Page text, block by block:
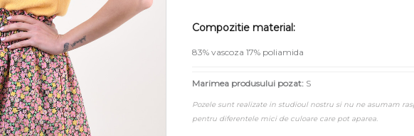
Compozitie material:
83% vascoza 17% poliamida
Marimea produsului pozat: S
Pozele sunt realizate in studioul nostru si nu ne asumam
pentru diferentele mici de culoare care pot aparea.